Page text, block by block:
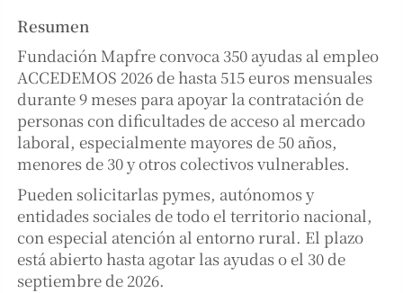
Resumen
Fundación Mapfre convoca 350 ayudas al empleo
ACCEDEMOS 2026 de hasta 515 euros mensuales
durante 9 meses para apoyar la contratación de
personas con dificultades de acceso al mercado
laboral, especialmente mayores de 50 años,
menores de 30 y otros colectivos vulnerables.
Pueden solicitarlas pymes, autónomos y
entidades sociales de todo el territorio nacional,
con especial atención al entorno rural. El plazo
está abierto hasta agotar las ayudas o el 30 de
septiembre de 2026.